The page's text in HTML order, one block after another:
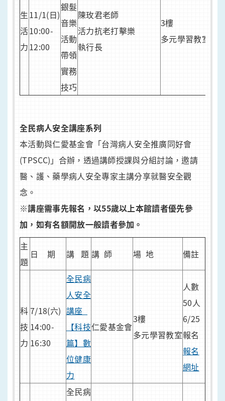
生
活
力
11/1(日)
10:00-
12:00
銀髮
音樂
活動
帶領
實務
技巧
陳玫君老師
活力抗老打擊樂
執行長
3樓
多元學習教室
全民病人安全講座系列
本活動與仁愛基金會「台灣病人安全推廣同好會
(TPSCC)」合辦，透過講師授課與分組討論，邀請
醫、護、藥學病人安全專家主講分享就醫安全觀
念。
※講座需事先報名，以55歲以上本館讀者優先參
加，如有名額開放一般讀者參加。
主
題
日 期 講 題 講 師 場 地 備註
科
技
力
7/18(六)
14:00-
16:30
全民病
人安全
講座_
【科技
篇】數
位健康
力
仁愛基金會
3樓
多元學習教室
人數
50人
6/25
報名
報名
網址
全民病